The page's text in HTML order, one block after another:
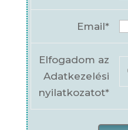
Email*
Elfogadom az
Adatkezelési
nyilatkozatot*